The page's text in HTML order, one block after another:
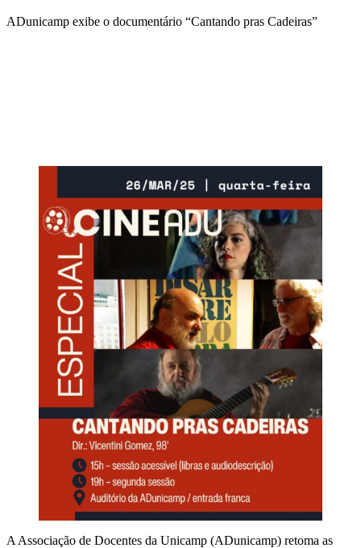
ADunicamp exibe o documentário “Cantando pras Cadeiras”
A Associação de Docentes da Unicamp (ADunicamp) retoma as